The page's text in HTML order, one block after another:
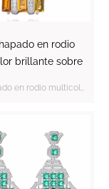
en rodio
brillante sobre
925 chapado en rodio multicolor brillante sobre colgante de plata esterlina